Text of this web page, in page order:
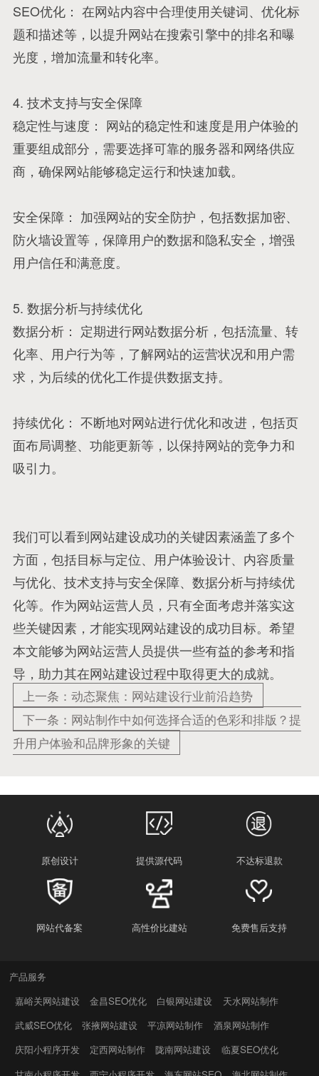
SEO优化： 在网站内容中合理使用关键词、优化标
题和描述等，以提升网站在搜索引擎中的排名和曝
光度，增加流量和转化率。
4. 技术支持与安全保障
稳定性与速度： 网站的稳定性和速度是用户体验的
重要组成部分，需要选择可靠的服务器和网络供应
商，确保网站能够稳定运行和快速加载。
安全保障： 加强网站的安全防护，包括数据加密、
防火墙设置等，保障用户的数据和隐私安全，增强
用户信任和满意度。
5. 数据分析与持续优化
数据分析： 定期进行网站数据分析，包括流量、转
化率、用户行为等，了解网站的运营状况和用户需
求，为后续的优化工作提供数据支持。
持续优化： 不断地对网站进行优化和改进，包括页
面布局调整、功能更新等，以保持网站的竞争力和
吸引力。
我们可以看到网站建设成功的关键因素涵盖了多个
方面，包括目标与定位、用户体验设计、内容质量
与优化、技术支持与安全保障、数据分析与持续优
化等。作为网站运营人员，只有全面考虑并落实这
些关键因素，才能实现网站建设的成功目标。希望
本文能够为网站运营人员提供一些有益的参考和指
导，助力其在网站建设过程中取得更大的成就。
上一条：动态聚焦：网站建设行业前沿趋势
下一条：网站制作中如何选择合适的色彩和排版？提
升用户体验和品牌形象的关键
原创设计 提供源代码 不达标退款
网站代备案 高性价比建站 免费售后支持
产品服务
嘉峪关网站建设
金昌SEO优化 白银网站建设
天水网站制作
武威SEO优化
张掖网站建设 平凉网站制作
酒泉网站制作
庆阳小程序开发
定西网站制作 陇南网站建设
临夏SEO优化